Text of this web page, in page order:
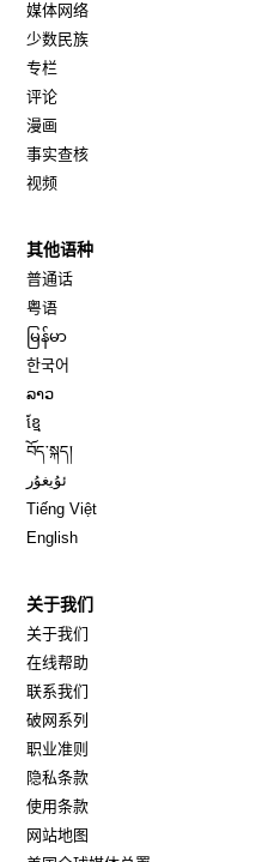
媒体网络
少数民族
专栏
评论
漫画
事实查核
视频
其他语种
普通话
粤语
မြန်မာ
한국어
ລາວ
ខ្មែ
བོད་སྐད།
ئۇيغۇر
Tiếng Việt
English
关于我们
关于我们
在线帮助
联系我们
破网系列
职业准则
隐私条款
使用条款
网站地图